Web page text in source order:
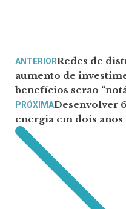
ANTERIORRedes de
aumento de
benefícios serão
PRÓXIMADesenvolver
energia em dois anos